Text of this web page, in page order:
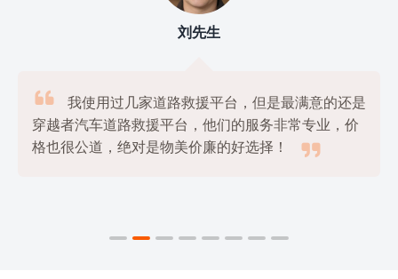
刘先生

我使用过几家道路救援平台，但是最满意的还是
穿越者汽车道路救援平台，他们的服务非常专业，价
格也很公道，绝对是物美价廉的好选择！
